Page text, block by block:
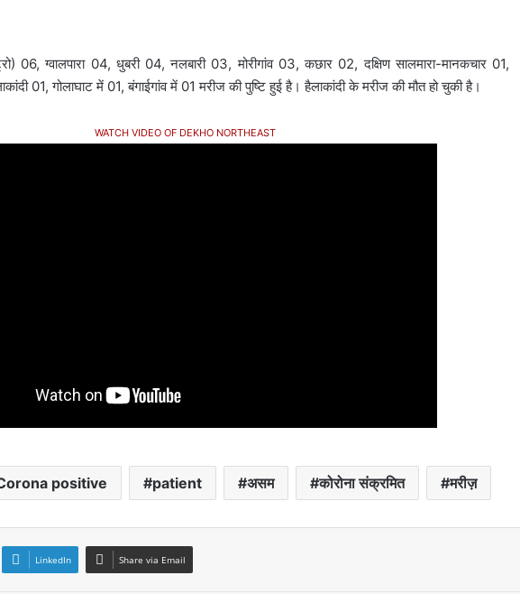
06, ग्वालपारा 04, धुबरी 04, नलबारी 03, मोरीगांव 03, कछार 02, दक्षिण सालमारा-मानकचार 01,
01, गोलाघाट में 01, बंगाईगांव में 01 मरीज की पुष्टि हुई है। हैलाकांदी के मरीज की मौत हो चुकी है।
WATCH VIDEO OF DEKHO NORTHEAST
positive patient असम कोरोना संक्रमित मरीज़
LinkedIn Share via Email